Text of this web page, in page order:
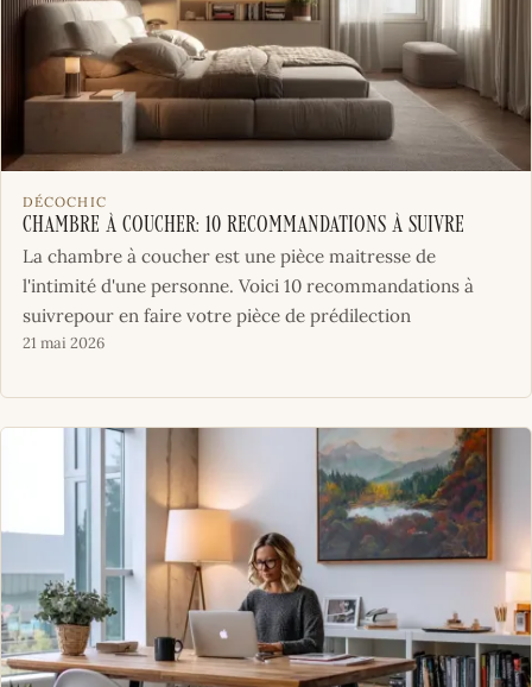
DÉCOCHIC
Chambre à coucher: 10 recommandations à suivre
La chambre à coucher est une pièce maitresse de
l'intimité d'une personne. Voici 10 recommandations à
suivrepour en faire votre pièce de prédilection
21 mai 2026